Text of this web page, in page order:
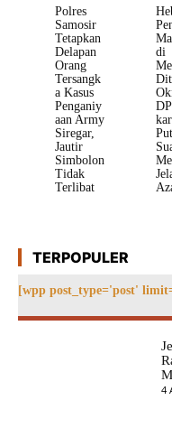
Polres
Samosir
Tetapkan
Delapan
Orang
Tersangk
a Kasus
Penganiy
aan Army
Siregar,
Jautir
Simbolon
Tidak
Terlibat
di
TERPOPULER
[wpp post_type='post'
4